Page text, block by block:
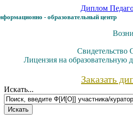
Диплом
- образовательный центр
Лицензия на образовательную
Заказать
Искать...